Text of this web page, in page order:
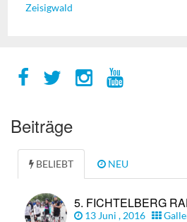
Zeisigwald
Beiträge
BELIEBT NEU
5. FICHTELBERG
13 Juni , 2016